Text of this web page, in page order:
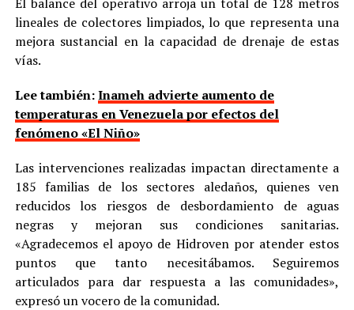
lineales de colectores limpiados, lo que representa una
mejora sustancial en la capacidad de drenaje de estas
vías.
Lee también:Inameh advierte aumento de
temperaturas en Venezuela por efectos del
fenómeno «El Niño»
Las intervenciones realizadas impactan directamente a
185 familias de los sectores aledaños, quienes ven
reducidos los riesgos de desbordamiento de aguas
negras y mejoran sus condiciones sanitarias.
«Agradecemos el apoyo de Hidroven por atender estos
puntos que tanto necesitábamos. Seguiremos
articulados para dar respuesta a las comunidades»,
expresó un vocero de la comunidad.